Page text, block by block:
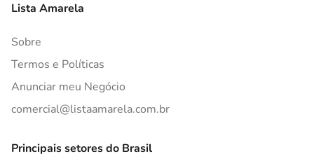
Lista Amarela
Sobre
Termos e Políticas
Anunciar meu Negócio
comercial@listaamarela.com.br
Principais setores do Brasil